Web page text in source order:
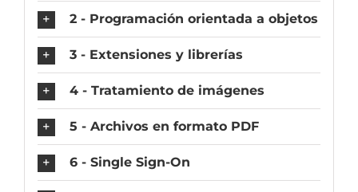
2 - Programación orientada a objetos
3 - Extensiones y librerías
4 - Tratamiento de imágenes
5 - Archivos en formato PDF
6 - Single Sign-On